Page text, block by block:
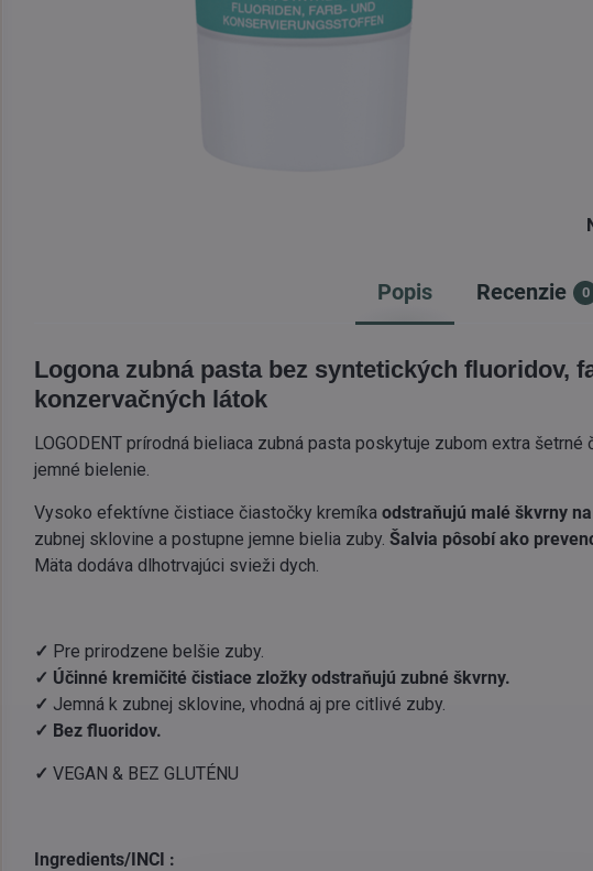
Popis Recenzie 0
Logona zubná pasta bez syntetických fluoridov,
konzervačných látok
LOGODENT prírodná bieliaca zubná pasta poskytuje zubom extra šetrné
jemné bielenie.
Vysoko efektívne čistiace čiastočky kremíkaodstraňujú malé škvrny
zubnej sklovine a postupne jemne bielia zuby.Šalvia pôsobí ako
Mäta dodáva dlhotrvajúci svieži dych.
✓ Pre prirodzene belšie zuby.
✓ Účinné kremičité čistiace zložky odstraňujú zubné škvrny.
✓ Jemná k zubnej sklovine, vhodná aj pre citlivé zuby.
✓ Bez fluoridov.
✓ VEGAN & BEZ GLUTÉNU
Ingredients/INCI :